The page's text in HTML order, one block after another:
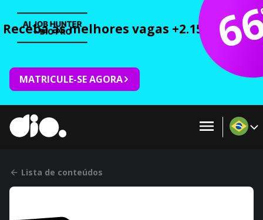
Receba as melhores vagas +2.150 cursos
MATRICULE-SE AGORA
Lista de conteúdos